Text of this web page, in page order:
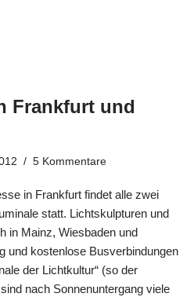
Frankfurt und
5 Kommentare
in Frankfurt findet alle zwei
statt. Lichtskulpturen und
in Mainz, Wiesbaden und
und kostenlose Busverbindungen
der Lichtkultur“ (so der
nach Sonnenuntergang viele